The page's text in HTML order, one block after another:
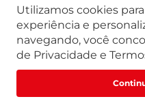
Utilizamos cookies
experiência e
navegando, você
de Privacidade e